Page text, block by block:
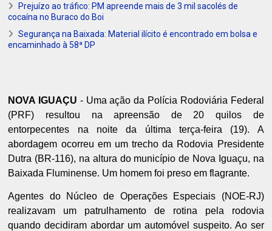
Prejuízo ao tráfico: PM apreende mais de 3 mil sacolés de
cocaína no Buraco do Boi
Segurança na Baixada: Material ilícito é encontrado em bolsa e
encaminhado à 58ª DP
NOVA IGUAÇU - Uma ação da Polícia Rodoviária Federal
(PRF) resultou na apreensão de 20 quilos de
entorpecentes na noite da última terça-feira (19). A
abordagem ocorreu em um trecho da Rodovia Presidente
Dutra (BR-116), na altura do município de Nova Iguaçu, na
Baixada Fluminense. Um homem foi preso em flagrante.
Agentes do Núcleo de Operações Especiais (NOE-RJ)
realizavam um patrulhamento de rotina pela rodovia
quando decidiram abordar um automóvel suspeito. Ao ser